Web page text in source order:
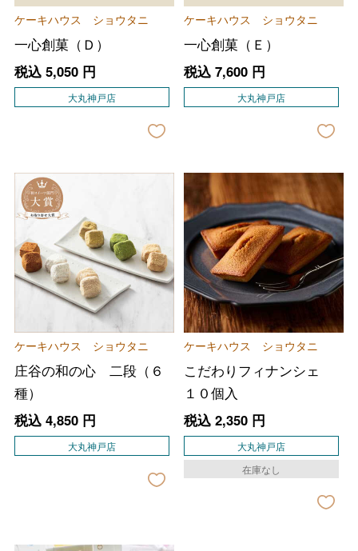
ケーキハウス ショウタニ
一心創菓（Ｄ）
税込 5,050円
大丸神戸店
ケーキハウス ショウタニ
一心創菓（Ｅ）
税込 7,600円
大丸神戸店
ケーキハウス ショウタニ
庄谷の和の心 二段（６
種）
税込 4,850円
大丸神戸店
ケーキハウス ショウタニ
こだわりフィナンシェ
１０個入
税込 2,350円
大丸神戸店
在庫なし